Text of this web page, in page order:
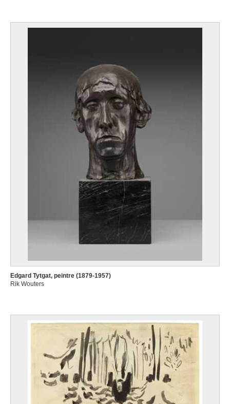
Edgard Tytgat, peintre (1879-1957)
Rik Wouters